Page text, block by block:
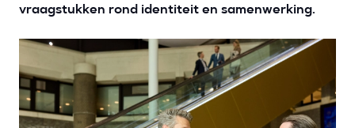
vraagstukken rond identiteit en samenwerking.